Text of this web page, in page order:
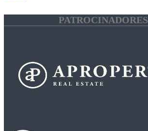
PATROCINADORES